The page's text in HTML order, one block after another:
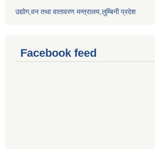
उद्याेग,वन तथा वातावरण मन्त्रालय,लुम्बिनी प्रदेश
Facebook feed